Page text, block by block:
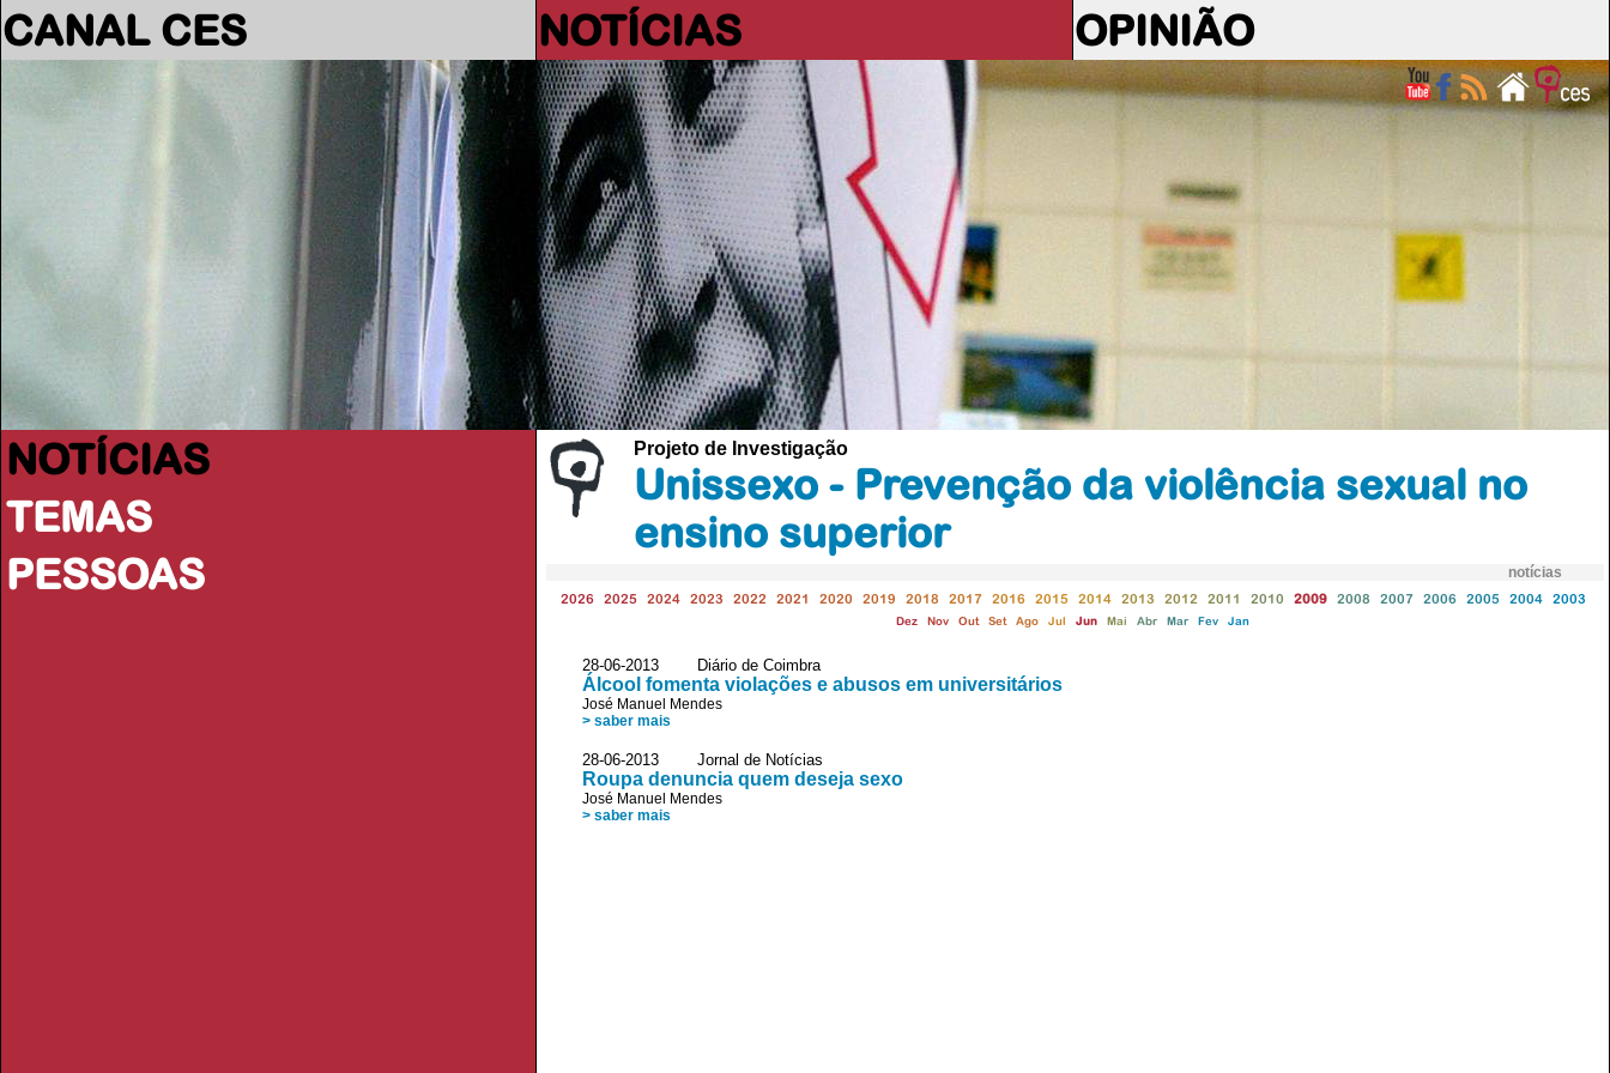
CANAL CES NOTÍCIAS OPINIÃO
NOTÍCIAS
TEMAS
PESSOAS
Projeto de Investigação
Unissexo - Prevenção da violência sexual no
ensino superior
notícias
2026 2025 2024 2023 2022 2021 2020 2019 2018 2017 2016 2015 2014 2013 2012 2011 2010 2009 2008 2007 2006 2005 2004 2003
Dez Nov Out Set Ago Jul Jun Mai Abr Mar Fev Jan
28-06-2013 Diário de Coimbra
Álcool fomenta violações e abusos em universitários
José Manuel Mendes
> saber mais
28-06-2013 Jornal de Notícias
Roupa denuncia quem deseja sexo
José Manuel Mendes
> saber mais